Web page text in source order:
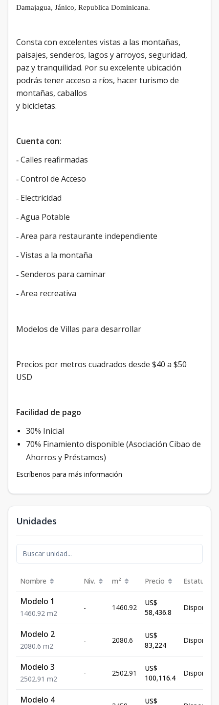
Damajagua, Jánico, Republica Dominicana.
Consta con excelentes vistas a las montañas,
paisajes, senderos, lagos y arroyos, seguridad,
paz y tranquilidad. Por su excelente ubicación
podrás tener acceso a ríos, hacer turismo de
montañas, caballos
y bicicletas.
Cuenta con:
- Calles reafirmadas
- Control de Acceso
- Electricidad
- Agua Potable
- Area para restaurante independiente
- Vistas a la montaña
- Senderos para caminar
- Area recreativa
Modelos de Villas para desarrollar
Precios por metros cuadrados desde $40 a $50
USD
Facilidad de pago
30% Inicial
70% Finamiento disponible (Asociación Cibao de
Ahorros y Préstamos)
Escríbenos para más información
Unidades
Nombre Niv. m² Precio Estatus
Modelo 1
1460.92 m2
- 1460.92
US$
58,436.8
Disponible
Modelo 2
2080.6 m2
- 2080.6
US$
83,224
Disponible
Modelo 3
2502.91 m2
- 2502.91
US$
100,116.4
Disponible
Modelo 4 US$